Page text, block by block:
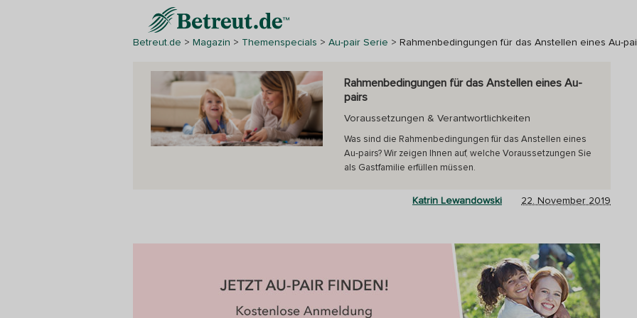
Betreut.de > Magazin > Themenspecials > Au-pair Serie > Rahmenbedingungen für das Anstellen eines Au-
Rahmenbedingungen für das Anstellen eines Au-
pairs
Voraussetzungen & Verantwortlichkeiten
Was sind die Rahmenbedingungen für das Anstellen eines
Au-pairs? Wir zeigen Ihnen auf, welche Voraussetzungen Sie
als Gastfamilie erfüllen müssen.
Katrin Lewandowski 22. November 2019